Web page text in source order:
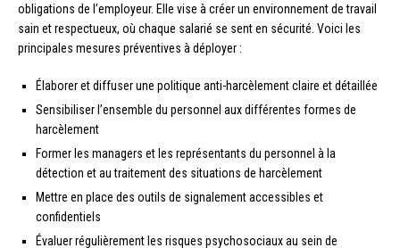
obligations de l’employeur. Elle vise à créer un environnement de travail
sain et respectueux, où chaque salarié se sent en sécurité. Voici les
principales mesures préventives à déployer :
Élaborer et diffuser une politique anti-harcèlement claire et détaillée
Sensibiliser l’ensemble du personnel aux différentes formes de
harcèlement
Former les managers et les représentants du personnel à la
détection et au traitement des situations de harcèlement
Mettre en place des outils de signalement accessibles et
confidentiels
Évaluer régulièrement les risques psychosociaux au sein de